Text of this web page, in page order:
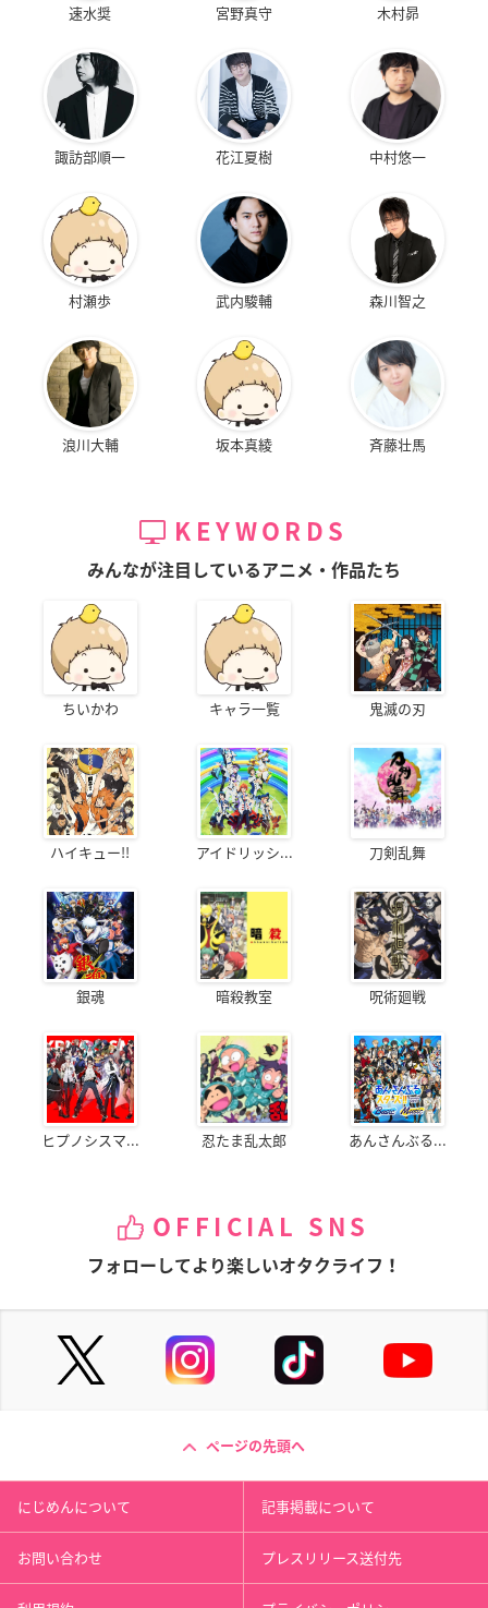
速水奨 宮野真守 木村昴
諏訪部順一 花江夏樹 中村悠一
村瀬歩 武内駿輔 森川智之
浪川大輔 坂本真綾 斉藤壮馬
KEYWORDS
みんなが注目しているアニメ・作品たち
ちいかわ キャラ一覧 鬼滅の刃
ハイキュー!! アイドリッシ... 刀剣乱舞
銀魂 暗殺教室 呪術廻戦
ヒプノシスマ... 忍たま乱太郎 あんさんぶる...
OFFICIAL SNS
フォローしてより楽しいオタクライフ！
ページの先頭へ
にじめんについて 記事掲載について
お問い合わせ プレスリリース送付先